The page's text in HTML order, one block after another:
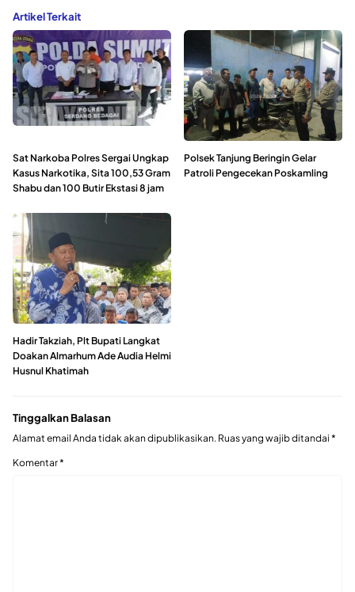
Artikel Terkait
Sat Narkoba Polres Sergai Ungkap
Kasus Narkotika, Sita 100,53 Gram
Shabu dan 100 Butir Ekstasi 8 jam
Polsek Tanjung Beringin Gelar
Patroli Pengecekan Poskamling
Hadir Takziah, Plt Bupati Langkat
Doakan Almarhum Ade Audia Helmi
Husnul Khatimah
Tinggalkan Balasan
Alamat email Anda tidak akan dipublikasikan. Ruas yang wajib ditandai *
Komentar*